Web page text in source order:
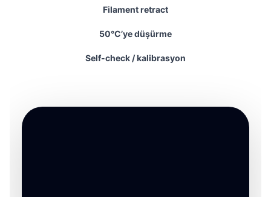
Filament retract
50°C’ye düşürme
Self-check / kalibrasyon